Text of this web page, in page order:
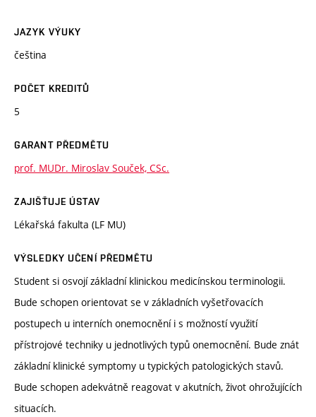
JAZYK VÝUKY
čeština
POČET KREDITŮ
5
GARANT PŘEDMĚTU
prof. MUDr. Miroslav Souček, CSc.
ZAJIŠŤUJE ÚSTAV
Lékařská fakulta (LF MU)
VÝSLEDKY UČENÍ PŘEDMĚTU
Student si osvojí základní klinickou medicínskou terminologii.
Bude schopen orientovat se v základních vyšetřovacích
postupech u interních onemocnění i s možností využití
přístrojové techniky u jednotlivých typů onemocnění. Bude znát
základní klinické symptomy u typických patologických stavů.
Bude schopen adekvátně reagovat v akutních, život ohrožujících
situacích.